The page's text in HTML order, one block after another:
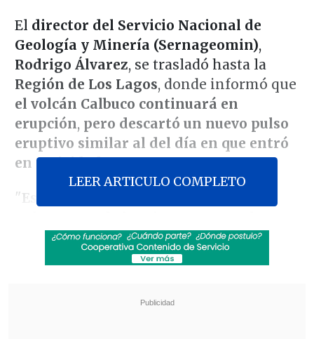
El director del Servicio Nacional de
Geología y Minería (Sernageomin),
Rodrigo Álvarez, se trasladó hasta la
Región de Los Lagos, donde informó que
el volcán Calbuco continuará en
erupción, pero descartó un nuevo pulso
eruptivo similar al del día en que entró
en actividad.
"Es dable que puedan ocurrir nuevos
hemos dado tranquilidad al intendente
que estimamos que elpeak
", expresó Álvarez.
LEER ARTICULO COMPLETO